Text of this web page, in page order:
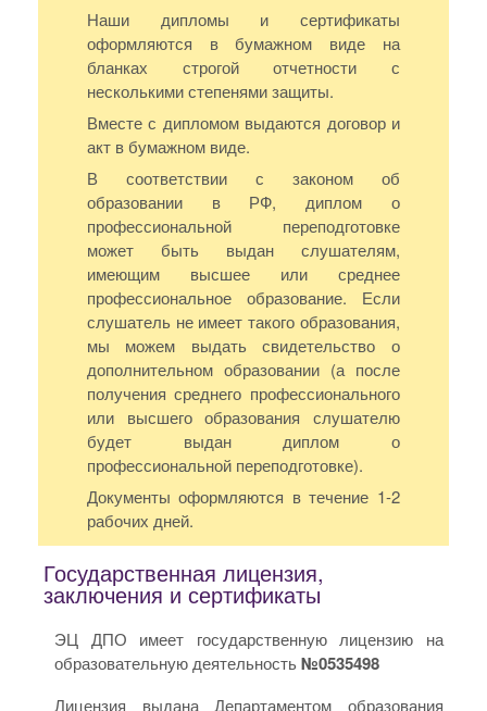
Наши дипломы и сертификаты
оформляются в бумажном виде на
бланках строгой отчетности с
несколькими степенями защиты.
Вместе с дипломом выдаются договор и
акт в бумажном виде.
В соответствии с законом об
образовании в РФ, диплом о
профессиональной переподготовке
может быть выдан слушателям,
имеющим высшее или среднее
профессиональное образование. Если
слушатель не имеет такого образования,
мы можем выдать свидетельство о
дополнительном образовании (а после
получения среднего профессионального
или высшего образования слушателю
будет выдан диплом о
профессиональной переподготовке).
Документы оформляются в течение 1-2
рабочих дней.
Государственная лицензия,
заключения и сертификаты
ЭЦ ДПО имеет государственную лицензию на
образовательную деятельность№0535498
Лицензия выдана Департаментом образования